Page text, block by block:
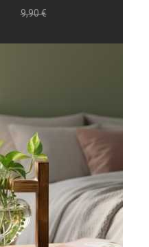
9,90 €